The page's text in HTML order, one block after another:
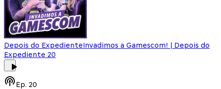
Depois do ExpedienteInvadimos a Gamescom! | Depois do
Expediente 20
Ep. 20